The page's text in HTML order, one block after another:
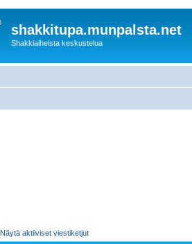
shakkitupa.munpalsta.net
Shakkiaiheista keskustelua
Näytä aktiiviset viestiketjut